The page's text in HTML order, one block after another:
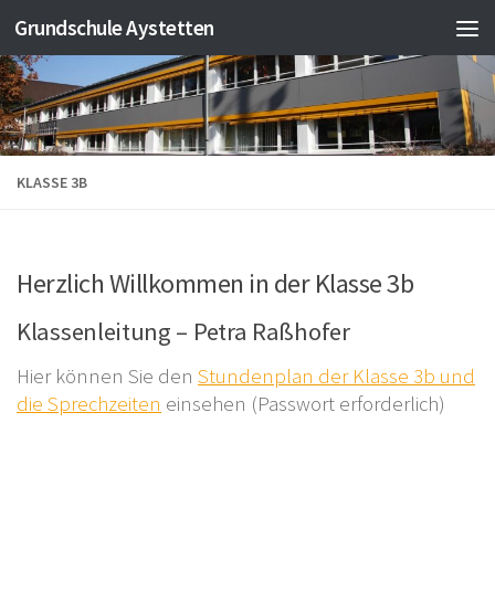
Zum Inhalt springen
Grundschule Aystetten
KLASSE 3B
Herzlich Willkommen in der Klasse 3b
Klassenleitung – Petra Raßhofer
Hier können Sie den Stundenplan der Klasse 3b und
die Sprechzeiten einsehen (Passwort erforderlich)